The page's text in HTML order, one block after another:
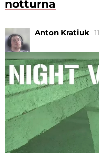
notturna
Anton Kratiuk